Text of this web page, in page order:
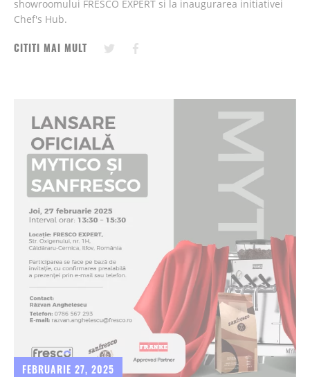
showroomului FRESCO EXPERT si la inaugurarea initiativei
Chef's Hub.
CITITI MAI MULT
FEBRUARIE 27, 2025